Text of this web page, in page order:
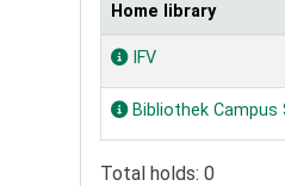
Holdings
Home library
IFV
Bibliothek Campus
Total holds: 0